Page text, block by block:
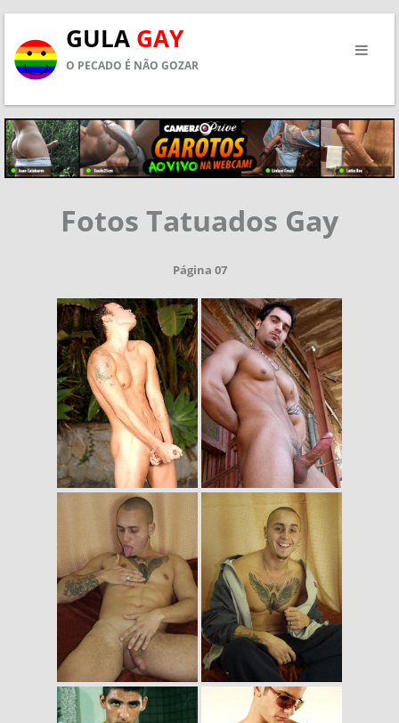
GULA GAY
O PECADO É NÃO GOZAR
Fotos Tatuados Gay
Página 07